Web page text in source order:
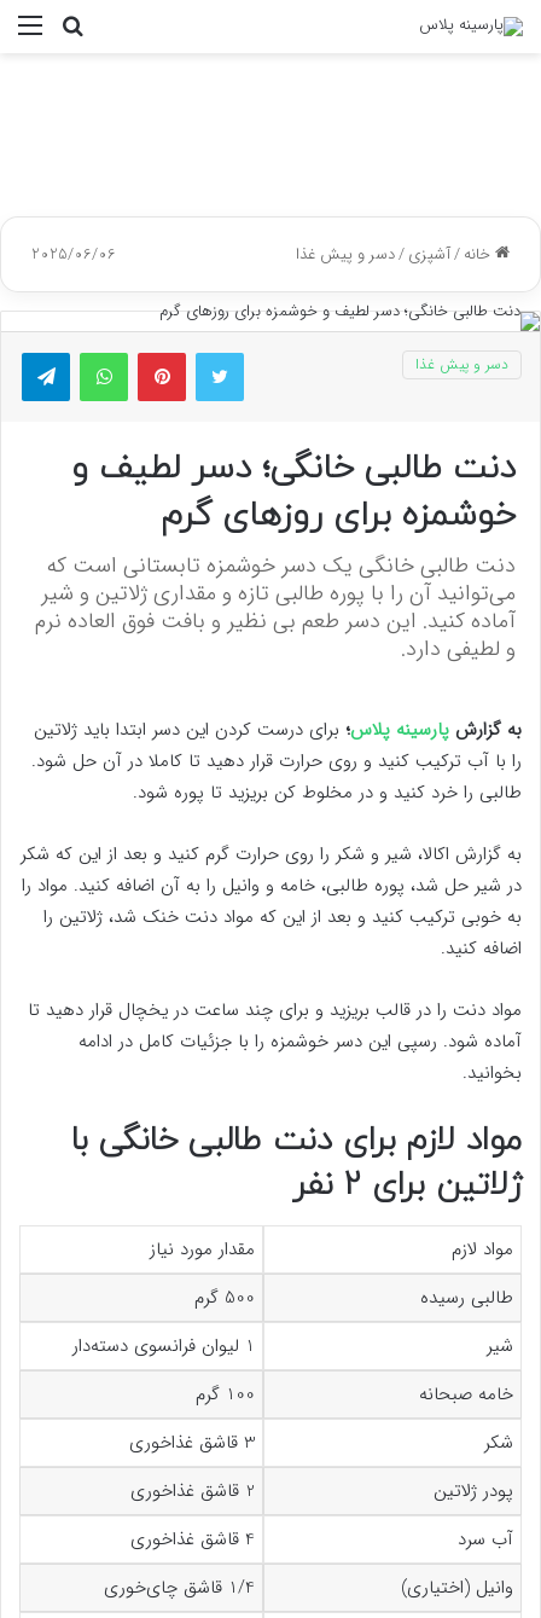
جستجو
خانه/آشپزی/دسر و پیش غذا 2025/06/06
توییتر پینتریستواتس آپ
دسر و پیش غذا
دنت طالبی خانگی؛ دسر لطیف و
خوشمزه برای روزهای گرم
دنت طالبی خانگی یک دسر خوشمزه تابستانی است که
می‌توانید آن را با پوره طالبی تازه و مقداری ژلاتین و شیر
آماده کنید. این دسر طعم بی نظیر و بافت فوق العاده نرم
و لطیفی دارد.
به گزارش پارسینه پلاس؛ برای درست کردن این دسر ابتدا باید ژلاتین
را با آب ترکیب کنید و روی حرارت قرار دهید تا کاملا در آن حل شود.
طالبی را خرد کنید و در مخلوط ‌کن بریزید تا پوره شود.
به گزارش اکالا، شیر و شکر را روی حرارت گرم کنید و بعد از این که شکر
در شیر حل شد، پوره طالبی، خامه و وانیل را به آن اضافه کنید. مواد را
به خوبی ترکیب کنید و بعد از این که مواد دنت خنک شد، ژلاتین را
اضافه کنید.
مواد دنت را در قالب بریزید و برای چند ساعت در یخچال قرار دهید تا
آماده شود. رسپی این دسر خوشمزه را با جزئیات کامل در ادامه
بخوانید.
مواد لازم برای دنت طالبی خانگی با
ژلاتین برای 2 نفر
مواد لازم
مقدار مورد نیاز
طالبی رسیده
500 گرم
شیر
1 لیوان فرانسوی دسته‌دار
خامه صبحانه
100 گرم
شکر
3 قاشق غذاخوری
پودر ژلاتین
2 قاشق غذاخوری
آب سرد
4 قاشق غذاخوری
وانیل (اختیاری)
1/4 قاشق چای‌خوری